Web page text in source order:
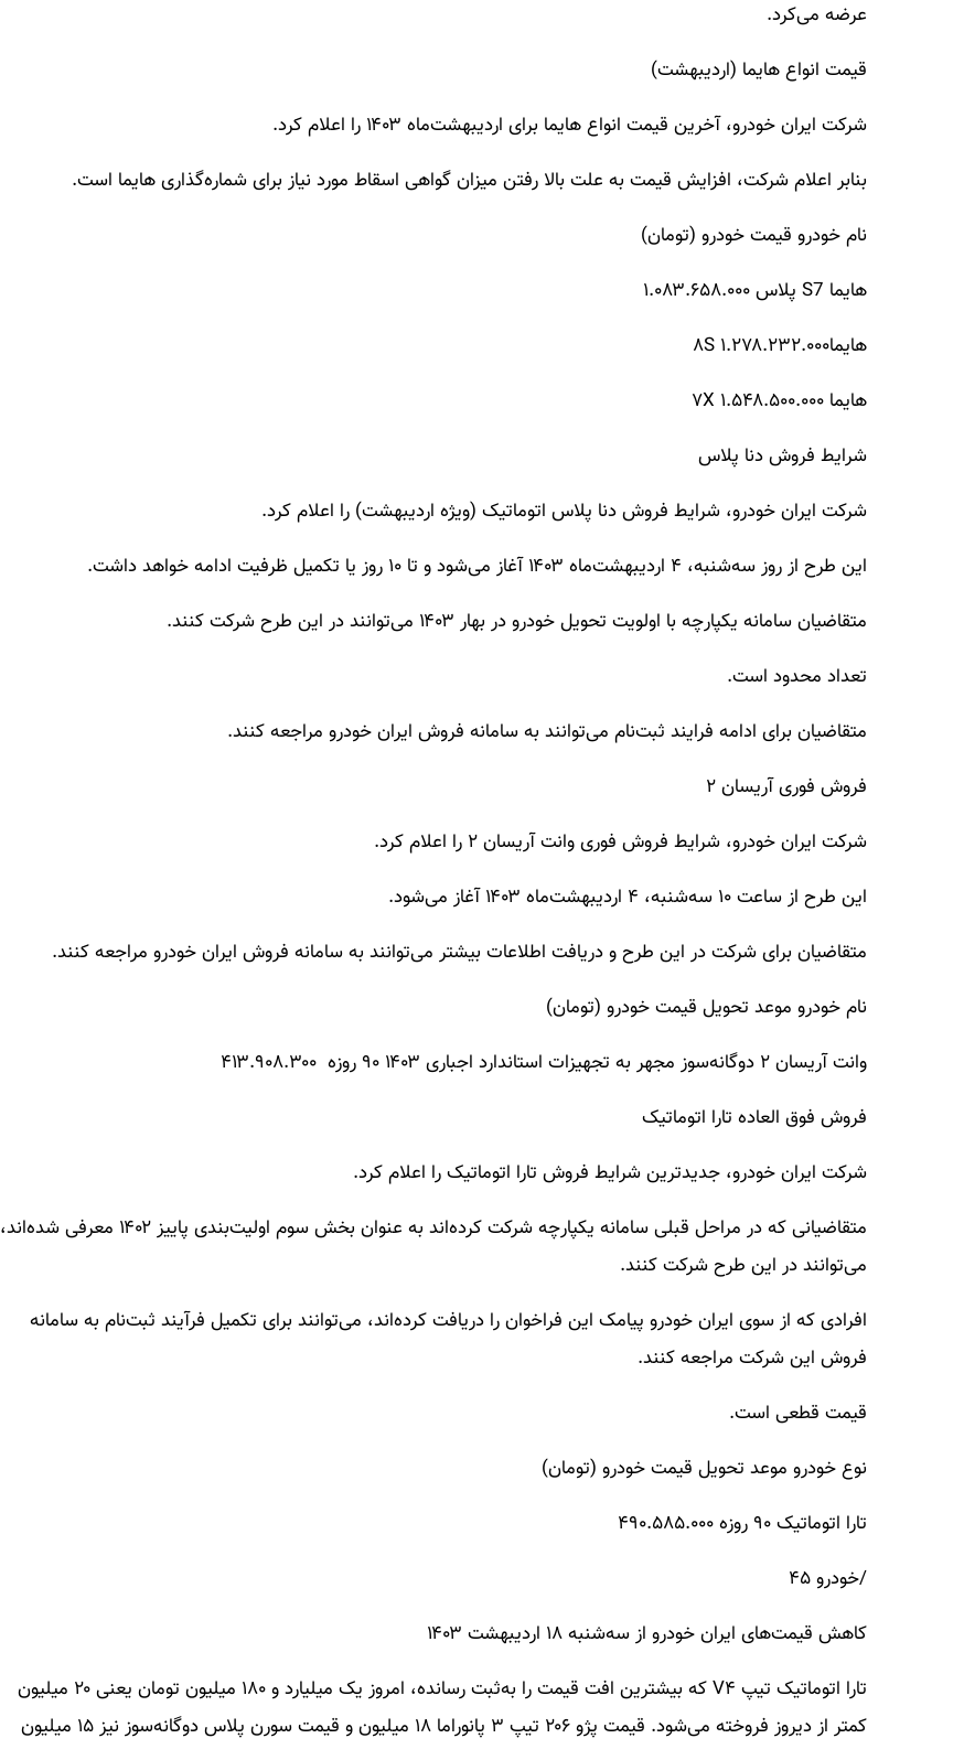
عرضه می‌کرد.
قیمت انواع هایما (اردیبهشت)
شرکت ایران خودرو، آخرین قیمت انواع هایما برای اردیبهشت‌ماه ۱۴۰۳ را اعلام کرد.
بنابر اعلام شرکت، افزایش قیمت به علت بالا رفتن میزان گواهی اسقاط مورد نیاز برای شماره‌گذاری هایما است.
نام خودرو قیمت خودرو (تومان)
هایما S7 پلاس ۱.۰۸۳.۶۵۸.۰۰۰
هایما۸S ۱.۲۷۸.۲۳۲.۰۰۰
هایما ۷X ۱.۵۴۸.۵۰۰.۰۰۰
شرایط فروش دنا پلاس
شرکت ایران خودرو، شرایط فروش دنا پلاس اتوماتیک (ویژه اردیبهشت) را اعلام کرد.
این طرح از روز سه‌شنبه، ۴ اردیبهشت‌ماه ۱۴۰۳ آغاز می‌شود و تا ۱۰ روز یا تکمیل ظرفیت ادامه خواهد داشت.
متقاضیان سامانه یکپارچه با اولویت تحویل خودرو در بهار ۱۴۰۳ می‌توانند در این طرح شرکت کنند.
تعداد محدود است.
متقاضیان برای ادامه فرایند ثبت‌نام می‌توانند به سامانه فروش ایران خودرو مراجعه کنند.
فروش فوری آریسان ۲
شرکت ایران خودرو، شرایط فروش فوری وانت آریسان ۲ را اعلام کرد.
این طرح از ساعت ۱۰ سه‌شنبه، ۴ اردیبهشت‌ماه ۱۴۰۳ آغاز می‌شود.
متقاضیان برای شرکت در این طرح و دریافت اطلاعات بیشتر می‌توانند به سامانه فروش ایران خودرو مراجعه کنند.
نام خودرو موعد تحویل قیمت خودرو (تومان)
وانت آریسان ۲ دوگانه‌سوز مجهر به تجهیزات استاندارد اجباری ۱۴۰۳ ۹۰ روزه ۴۱۳.۹۰۸.۳۰۰
فروش فوق العاده تارا اتوماتیک
شرکت ایران خودرو، جدیدترین شرایط فروش تارا اتوماتیک را اعلام کرد.
متقاضیانی که در مراحل قبلی سامانه یکپارچه شرکت کرده‌اند به عنوان بخش سوم اولیت‌بندی پاییز ۱۴۰۲ معرفی شده‌اند،
می‌توانند در این طرح شرکت کنند.
افرادی که از سوی ایران خودرو پیامک این فراخوان را دریافت کرده‌اند، می‌توانند برای تکمیل فرآیند ثبت‌نام به سامانه
فروش این شرکت مراجعه کنند.
قیمت قطعی است.
نوع خودرو موعد تحویل قیمت خودرو (تومان)
تارا اتوماتیک ۹۰ روزه ۴۹۰.۵۸۵.۰۰۰
/خودرو ۴۵
کاهش قیمت‌های ایران خودرو از سه‌شنبه ۱۸ اردیبهشت ۱۴۰۳
تارا اتوماتیک تیپ V۴ که بیشترین افت قیمت را به‌ثبت رسانده، امروز یک میلیارد و ۱۸۰ میلیون تومان یعنی ۲۰ میلیون
کمتر از دیروز فروخته می‌شود. قیمت پژو ۲۰۶ تیپ ۳ پانوراما ۱۸ میلیون و قیمت سورن پلاس دوگانه‌سوز نیز ۱۵ میلیون